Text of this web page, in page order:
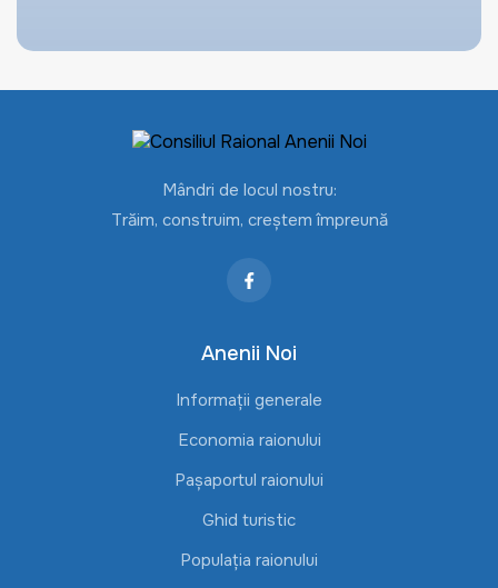
Mândri de locul nostru:
Trăim, construim, creștem împreună
Anenii Noi
Informații generale
Economia raionului
Pașaportul raionului
Ghid turistic
Populația raionului